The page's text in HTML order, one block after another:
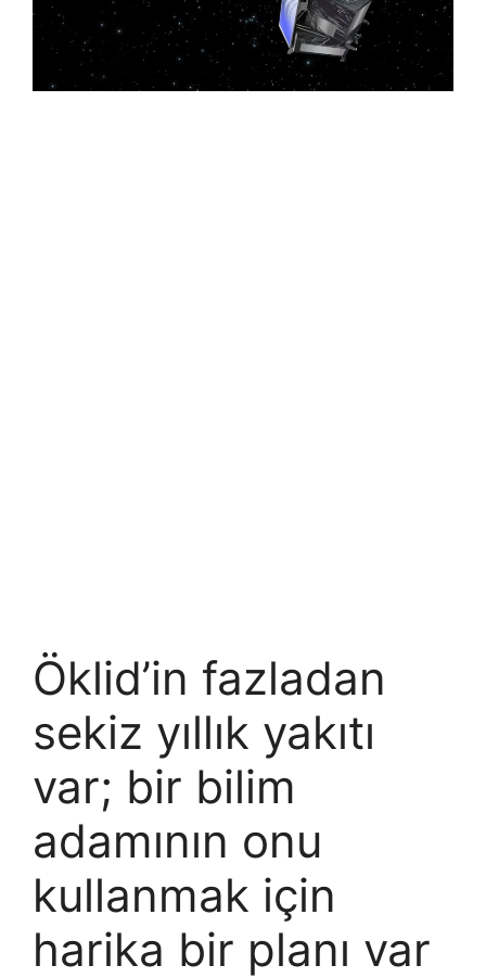
Öklid’in fazladan
sekiz yıllık yakıtı
var; bir bilim
adamının onu
kullanmak için
harika bir planı var